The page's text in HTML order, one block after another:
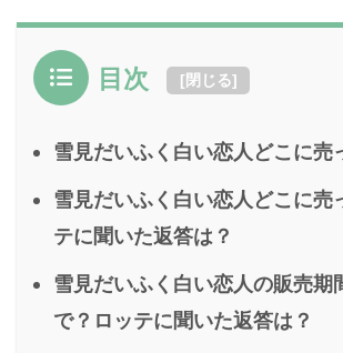
目次 [閉じる]
雪見だいふく白い恋人どこに売
雪見だいふく白い恋人どこに売
テに聞いた返答は？
雪見だいふく白い恋人の販売期
で？ロッテに聞いた返答は？